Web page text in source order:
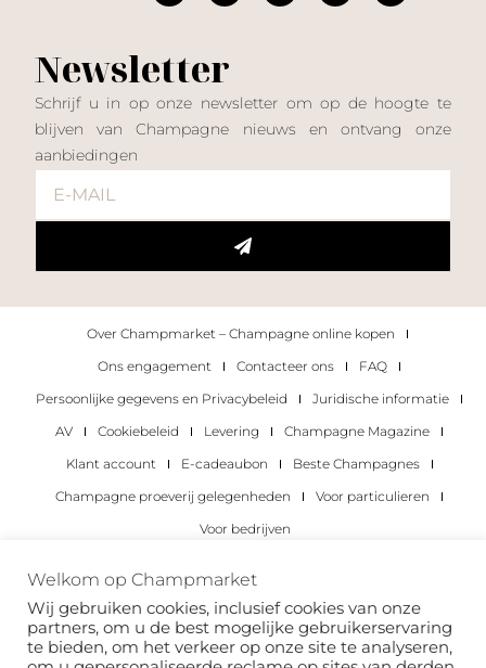
Newsletter
Schrijf u in op onze newsletter om op de hoogte te
blijven van Champagne nieuws en ontvang onze
aanbiedingen
Over Champmarket – Champagne online kopen
Ons engagement
Contacteer ons
FAQ
Persoonlijke gegevens en Privacybeleid
Juridische informatie
AV
Cookiebeleid Levering
Champagne Magazine
Klant account
E-cadeaubon
Beste Champagnes
Champagne proeverij gelegenheden
Voor particulieren
Voor bedrijven
Copyright 2022 © alle rechten voorbehouden.
Welkom op Champmarket
Wij gebruiken cookies, inclusief cookies van onze
partners, om u de best mogelijke gebruikerservaring
te bieden, om het verkeer op onze site te analyseren,